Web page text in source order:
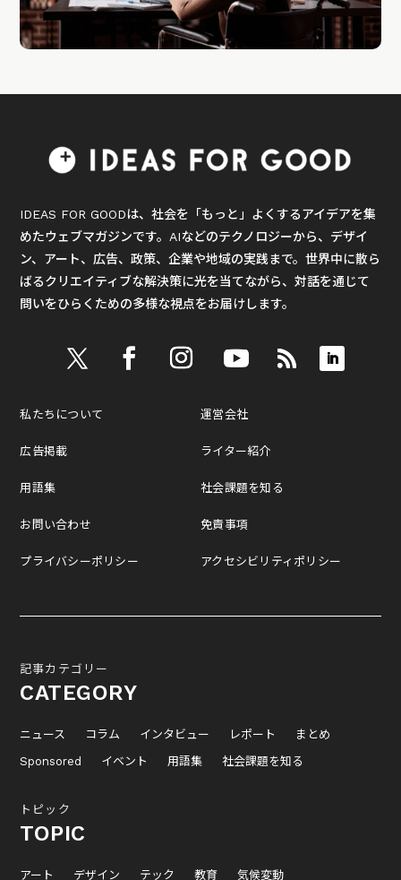
IDEAS FOR GOODは、社会を「もっと」よくするアイデアを集
めたウェブマガジンです。AIなどのテクノロジーから、デザイ
ン、アート、広告、政策、企業や地域の実践まで。世界中に散ら
ばるクリエイティブな解決策に光を当てながら、対話を通じて
問いをひらくための多様な視点をお届けします。
私たちについて
広告掲載
用語集
お問い合わせ
プライバシーポリシー
運営会社
ライター紹介
社会課題を知る
免責事項
アクセシビリティポリシー
記事カテゴリー
CATEGORY
ニュース コラム インタビュー レポート
まとめ
Sponsored
イベント 用語集 社会課題を知る
トピック
TOPIC
アート デザイン テック 教育 気候変動